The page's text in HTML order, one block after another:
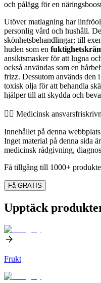
och pålägg för en
Utöver matlagning har
personlig vård och hushåll.
skönhetsbehandlingar; till
huden som en
ansiktsmasker för att lugna
också användas som en
frizz. Dessutom används den
toxisk olja för att behandla
hjälper till att skydda och
👨‍⚕️️ Medicinsk
Innehållet på denna
Inget material på denna sida
medicinsk rådgivning,
Få tillgång till 1000+
Få GRATIS
Upptäck
Frukt